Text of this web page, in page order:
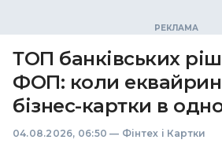
ТОП банківських
ФОП: коли
бізнес-картки в
04.08.2026, 06:50 — Фінтех і Картки